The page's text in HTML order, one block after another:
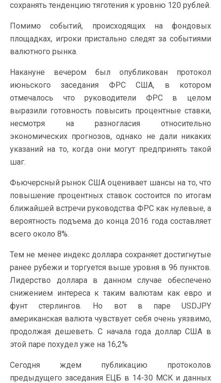
сохранять тенденцию тяготения к уровню 120 рублей.
Помимо событий, происходящих на фондовых
площадках, игроки пристально следят за событиями
валютного рынка.
Накануне вечером был опубликован протокол
июньского заседания ФРС США, в котором
отмечалось что руководители ФРС в целом
выразили готовность повысить процентные ставки,
несмотря на разногласия относительно
экономических прогнозов, однако не дали никаких
указаний на то, когда они могут предпринять такой
шаг.
Фьючерсный рынок США оценивает шансы на то, что
повышение процентных ставок состоится по итогам
ближайшей встречи руководства ФРС как нулевые, а
вероятность подъема до конца 2016 года составляет
всего около 8%.
Тем не менее индекс доллара сохраняет достигнутые
ранее рубежи и торгуется выше уровня в 96 пунктов.
Лидерство доллара в данном случае обеспечено
снижением интереса к таким валютам как евро и
фунт стерлингов. Но вот в паре USDJPY
американская валюта чувствует себя очень уязвимо,
продолжая дешеветь. С начала года доллар США в
этой паре похудел уже на 16,2%
Сегодня ждем публикацию протоколов
предыдущего заседания ЕЦБ в 14-30 МСК и данных